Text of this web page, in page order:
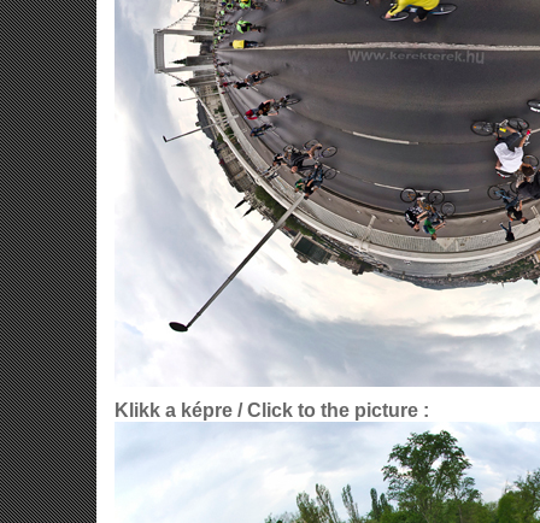
Klikk a képre / Click to the picture :